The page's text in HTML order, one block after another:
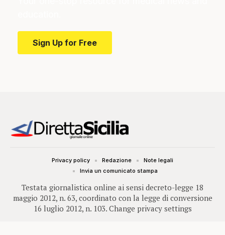
Sign Up for Free
Testata giornalistica online ai sensi decreto-legge 18
maggio 2012, n. 63, coordinato con la legge di conversione
16 luglio 2012, n. 103. Change privacy settings
Privacy policy Redazione
Note legali
Invia un comunicato stampa